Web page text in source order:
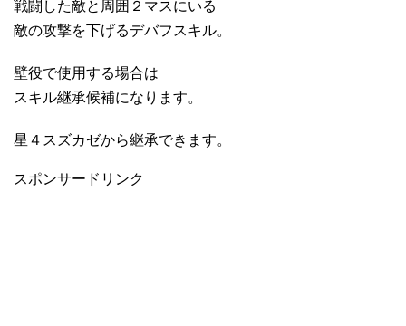
戦闘した敵と周囲２マスにいる
敵の攻撃を下げるデバフスキル。
壁役で使用する場合は
スキル継承候補になります。
星４スズカゼから継承できます。
スポンサードリンク